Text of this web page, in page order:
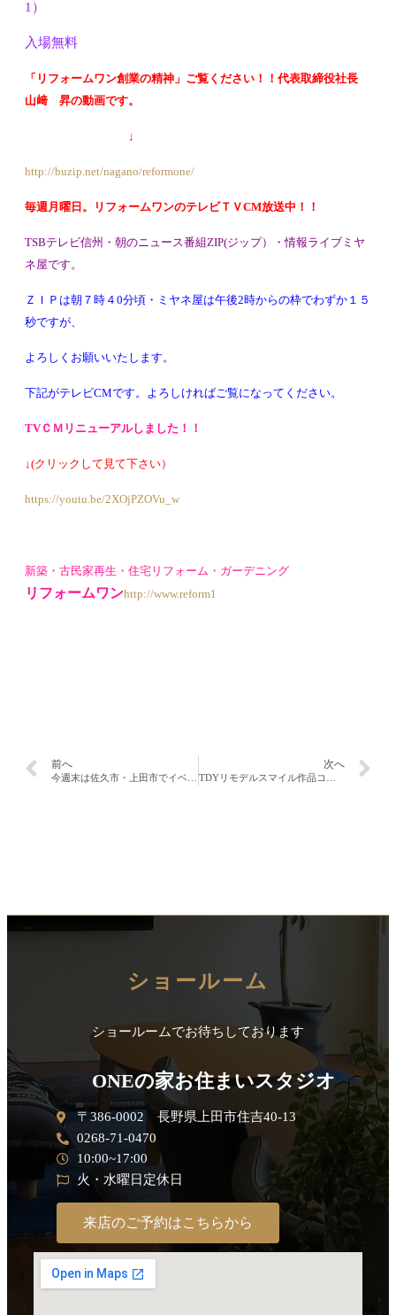
1）
入場無料
「リフォームワン創業の精神」ご覧ください！！代表取締役社長
山﨑 昇の動画です。
↓
http://buzip.net/nagano/reformone/
毎週月曜日。リフォームワンのテレビＴＶCM放送中！！
TSBテレビ信州・朝のニュース番組ZIP(ジップ）・情報ライブミヤ
ネ屋です。
ＺＩＰは朝７時４0分頃・ミヤネ屋は午後2時からの枠でわずか１５
秒ですが、
よろしくお願いいたします。
下記がテレビCMです。よろしければご覧になってください。
TVＣＭ リニューアルしました！！
↓(クリックして見て下さい）
https://youtu.be/2XOjPZOVu_w
新築・古民家再生・住宅リフォーム・ガーデニング
リフォームワンhttp://www.reform1
前へ 次へ
ショールーム
ショールームでお待ちしております
ONEの家お住まいスタジオ
〒386-0002 長野県上田市住吉40-13
0268-71-0470
10:00~17:00
火・水曜日定休日
来店のご予約はこちらから